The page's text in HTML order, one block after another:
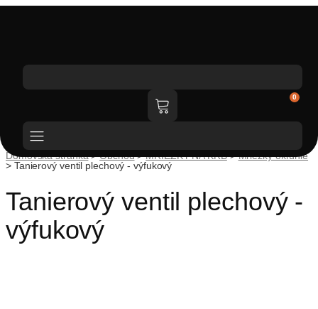
0
Domovská stránka>Obchod>MRIEŽKY NA KRB>Mriežky okrúhle
> Tanierový ventil plechový - výfukový
Tanierový ventil plechový -
výfukový